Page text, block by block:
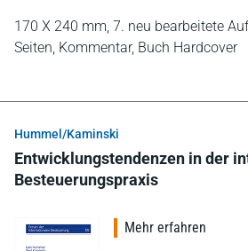
170 X 240 mm, 7. neu bearbeitete
Seiten, Kommentar, Buch Hardcover
Hummel/Kaminski
Entwicklungstendenzen in der
Besteuerungspraxis
Mehr erfahren